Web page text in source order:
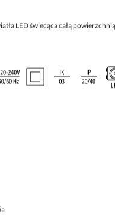
LED świecąca całą
warianty
LED świecąca całą